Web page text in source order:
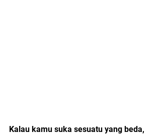
Kalau kamu suka sesuatu yang beda,